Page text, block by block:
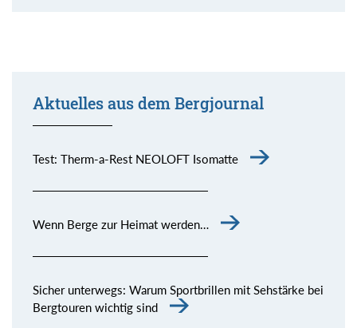
Aktuelles aus dem Bergjournal
Test: Therm-a-Rest NEOLOFT Isomatte
Wenn Berge zur Heimat werden…
Sicher unterwegs: Warum Sportbrillen mit Sehstärke bei
Bergtouren wichtig sind